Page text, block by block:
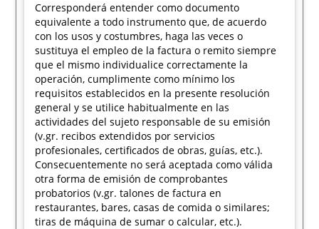
Corresponderá entender como documento
equivalente a todo instrumento que, de acuerdo
con los usos y costumbres, haga las veces o
sustituya el empleo de la factura o remito siempre
que el mismo individualice correctamente la
operación, cumplimente como mínimo los
requisitos establecidos en la presente resolución
general y se utilice habitualmente en las
actividades del sujeto responsable de su emisión
(v.gr. recibos extendidos por servicios
profesionales, certificados de obras, guías, etc.).
Consecuentemente no será aceptada como válida
otra forma de emisión de comprobantes
probatorios (v.gr. talones de factura en
restaurantes, bares, casas de comida o similares;
tiras de máquina de sumar o calcular, etc.).